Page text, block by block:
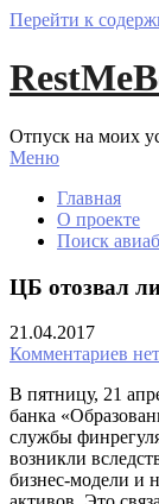
Перейти к
Отпуск на моих
Меню
Главная
О проекте
Поиск
ЦБ отозвал
21.04.2017
Комментариев нет
В пятницу, 21
банка
службы
возникли
бизнес-модели и